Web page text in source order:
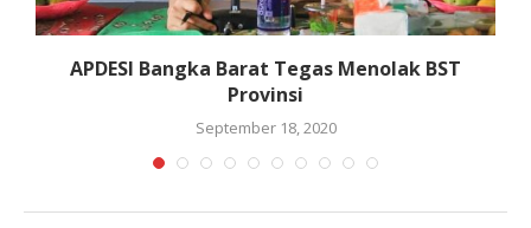
APDESI Bangka Barat Tegas Menolak BST
Provinsi
September 18, 2020